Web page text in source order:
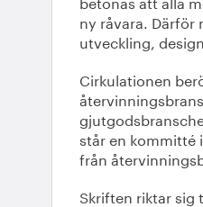
ny råvara. Därför
utveckling,
Cirkulationen
står en kommitté
från
Skriften riktar sig